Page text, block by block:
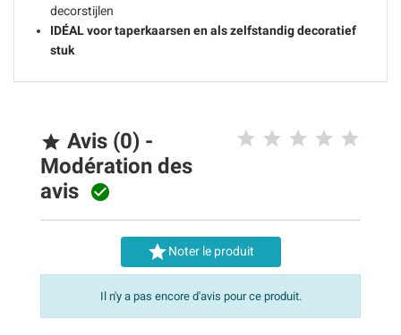
decorstijlen
IDÉAL voor taperkaarsen en als zelfstandig decoratief
stuk
 Avis (0) -
Modération des
avis 
Noter le produit
Il n'y a pas encore d'avis pour ce produit.